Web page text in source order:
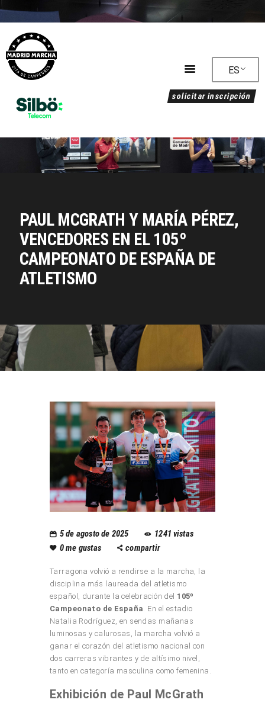
ES
solicitar inscripción
PAUL MCGRATH Y MARÍA PÉREZ,
VENCEDORES EN EL 105º
CAMPEONATO DE ESPAÑA DE
ATLETISMO
Programa
Clasificación
Circuito
Galería
Sostenibilidad
5 de agosto de 2025 1241 vistas
0me gustas compartir
Tarragona volvió a rendirse a la marcha, la
disciplina más laureada del atletismo
español, durante la celebración del 105º
Campeonato de España. En el estadio
Natalia Rodríguez, en sendas mañanas
luminosas y calurosas, la marcha volvió a
ganar el corazón del atletismo nacional con
dos carreras vibrantes y de altísimo nivel,
tanto en categoría masculina como femenina.
Exhibición de Paul McGrath